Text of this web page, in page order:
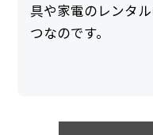
具や家電のレンタ
つなのです。